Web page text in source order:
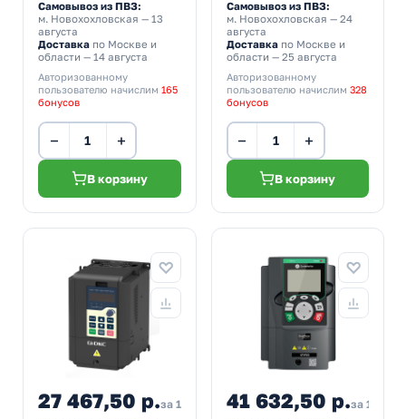
Самовывоз из ПВЗ:
м. Новохохловская — 13
августа
Доставка по Москве и
области — 14 августа
Авторизованному
пользователю начислим 165
бонусов
− +
В корзину
Самовывоз из ПВЗ:
м. Новохохловская — 24
августа
Доставкапо Москве и
области — 25 августа
Авторизованному
пользователю начислим 328
бонусов
− +
В корзину
27 467,50 р.за 1 шт 41 632,50 р.за 1 шт